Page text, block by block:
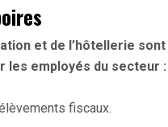
et de l’hôtellerie sont
les employés du secteur :
fiscaux.